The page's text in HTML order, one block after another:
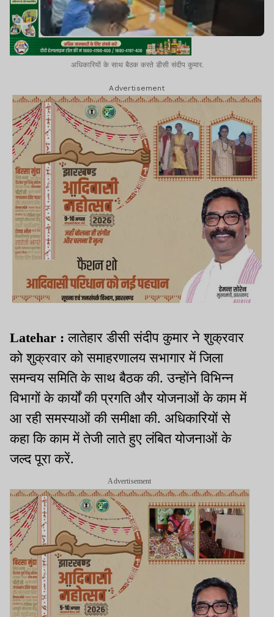
अधिकारियों के साथ बैठक करते डीसी संदीप कुमार.
Advertisement
Latehar :लातेहार डीसी संदीप कुमार ने शुक्रवार
को शुक्रवार को समाहरणालय सभागार में जिला
समन्वय समिति के साथ बैठक की. उन्होंने विभिन्न
विभागों के कार्यों की प्रगति और योजनाओं के काम में
आ रही समस्याओं की समीक्षा की. अधिकारियों से
कहा कि काम में तेजी लाते हुए लंबित योजनाओं के
जल्द पूरा करें.
Advertisement